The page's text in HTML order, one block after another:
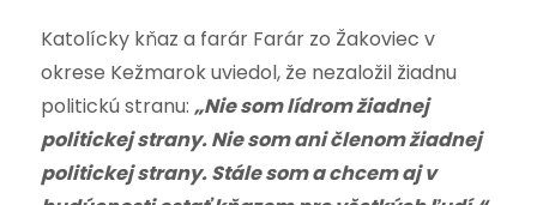
Katolícky kňaz a farár Farár zo Žakoviec v
okrese Kežmarok uviedol, že nezaložil žiadnu
politickú stranu: „Nie som lídrom žiadnej
politickej strany. Nie som ani členom žiadnej
politickej strany. Stále som a chcem aj v